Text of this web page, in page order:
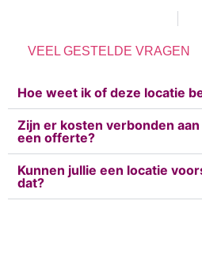
VEEL GESTELDE VRAGEN
Hoe weet ik of deze locatie
Zijn er kosten verbonden
een offerte?
Kunnen jullie een locatie
dat?